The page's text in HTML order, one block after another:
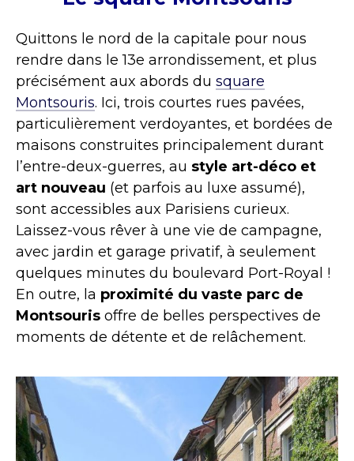
Quittons le nord de la capitale pour nous
rendre dans le 13e arrondissement, et plus
précisément aux abords du square
Montsouris. Ici, trois courtes rues pavées,
particulièrement verdoyantes, et bordées de
maisons construites principalement durant
l’entre-deux-guerres, au style art-déco et
art nouveau (et parfois au luxe assumé),
sont accessibles aux Parisiens curieux.
Laissez-vous rêver à une vie de campagne,
avec jardin et garage privatif, à seulement
quelques minutes du boulevard Port-Royal !
En outre, la proximité du vaste parc de
Montsouris offre de belles perspectives de
moments de détente et de relâchement.